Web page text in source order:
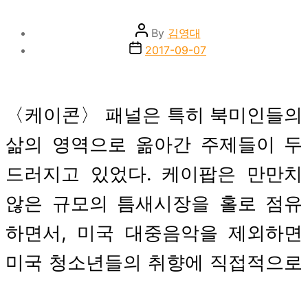
Post
author
By 김영대
Post2017-09-07
〈케이콘〉 패널은 특히 북미인들의
삶의 영역으로 옮아간 주제들이 두
드러지고 있었다. 케이팝은 만만치
않은 규모의 틈새시장을 홀로 점유
하면서, 미국 대중음악을 제외하면
미국 청소년들의 취향에 직접적으로